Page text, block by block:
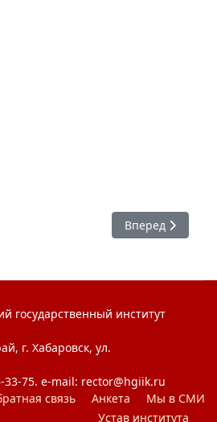
процесс: исторические
Следующий:
Вперед
государственный институт
г. Хабаровск, ул.
33-75. e-mail: rector@hgiik.ru
связь Анкета
Мы в СМИ
Устав института